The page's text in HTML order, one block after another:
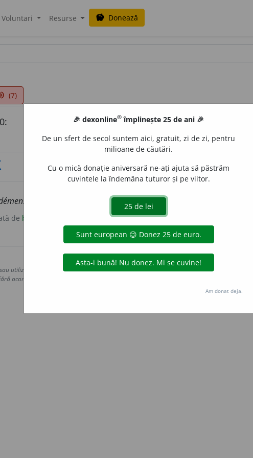
Voluntari Resurse savings Donează
(7)
-éntis, minte). Nebun, alienat.
de blaurb.
Copyright © 2004-2026 dexonline (https://dexonline.ro)
utilizarea datelor de pe acest site, inclusiv prin orice metode de extragere automată
acordul nostru prealabil scris, cu excepția seturilor de date oferite oficial spre utilizare
Hosterion
🎉 dexonline® împlinește 25 de ani 🎉
De un sfert de secol suntem aici, gratuit, zi de zi, pentru
milioane de căutări.
Cu o mică donație aniversară ne-ați ajuta să păstrăm
cuvintele la îndemâna tuturor și pe viitor.
Am donat deja.